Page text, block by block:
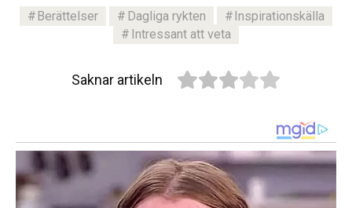
Berättelser Dagliga rykten
Inspirationskälla
Intressant att veta
Saknar artikeln